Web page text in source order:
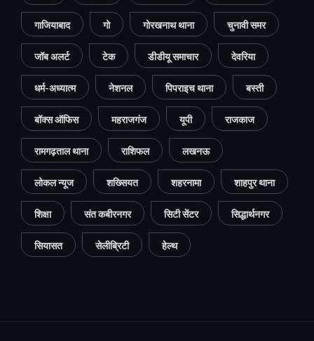
गाजियाबाद गो गोरखनाथ थाना चुनावी समर
जॉब अलर्ट टेक डीडीयू समाचार देवरिया
धर्म-अध्यात्म नेशनल पिपराइच थाना बस्ती
बॉक्स ऑफिस महराजगंज यूपी राजकाज
रामगढ़ताल थाना राशिफल लखनऊ
लोकल न्यूज शख्सियत शहरनामा शाहपुर थाना
शिक्षा संत कबीरनगर सिटी सेंटर सिद्धार्थनगर
सियासत सेलीब्रिटी हेल्थ